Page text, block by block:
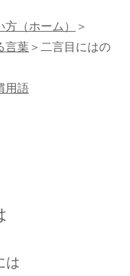
方（ホーム）＞
言葉＞二言目にはの
用語
は